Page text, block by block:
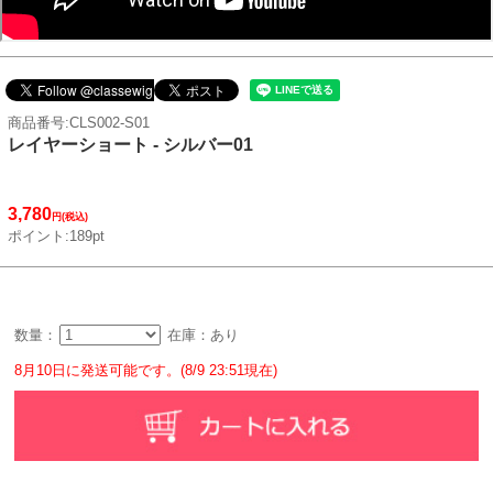
商品番号:CLS002-S01
レイヤーショート - シルバー01
3,780円(税込)
ポイント:189pt
数量： 在庫：あり
8月10日に発送可能です。(8/9 23:51現在)